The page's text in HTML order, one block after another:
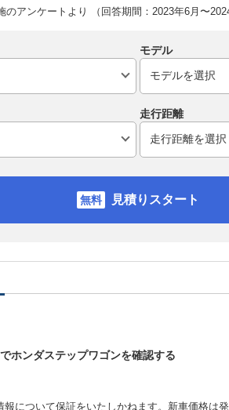
アンケートより （回答期間：2023年6月〜2024
モデル
走行距離
見積りスタート
ホンダステップワゴンを確認する
について保証をいたしかねます。新車価格は